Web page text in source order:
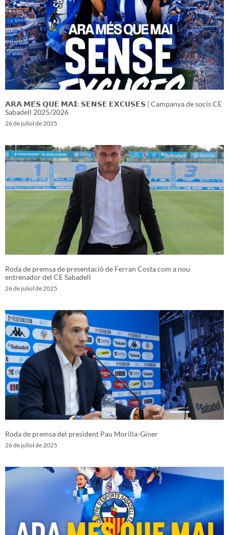
𝗔𝗥𝗔 𝗠𝗘́𝗦 𝗤𝗨𝗘 𝗠𝗔𝗜: 𝗦𝗘𝗡𝗦𝗘 𝗘𝗫𝗖𝗨𝗦𝗘𝗦 | Campanya de socis CE
Sabadell 2025/2026
26 de juliol de 2025
Roda de premsa de presentació de Ferran Costa com a nou
entrenador del CE Sabadell
26 de juliol de 2025
Roda de premsa del president Pau Morilla-Giner
26 de juliol de 2025